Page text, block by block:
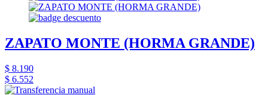
ZAPATO MONTE (HORMA GRANDE)
$ 8.190
$ 6.552